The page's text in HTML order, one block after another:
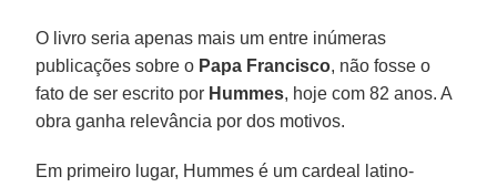
O livro seria apenas mais um entre inúmeras
publicações sobre o Papa Francisco, não fosse o
fato de ser escrito por Hummes, hoje com 82 anos. A
obra ganha relevância por dos motivos.
Em primeiro lugar, Hummes é um cardeal latino-